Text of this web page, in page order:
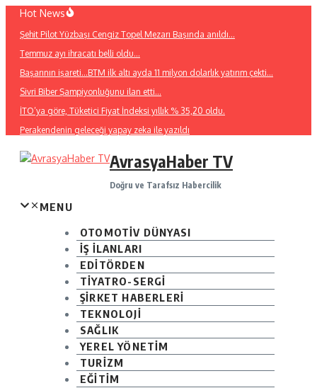
İçeriğe
Hot News
Şehit Pilot Yüzbaşı Cengiz Topel Mezarı Başında anıldı…
Temmuz ayı ihracatı belli oldu…
Başarının işareti…BTM ilk altı ayda 11 milyon dolarlık yatırım çekti…
Sivri Biber Şampiyonluğunu ilan etti…
İTO’ya göre, Tüketici Fiyat İndeksi yıllık % 35,20 oldu.
Perakendenin geleceği yapay zeka ile yazıldı
AvrasyaHaber TV
Doğru ve Tarafsız Habercilik
MENU
OTOMOTİV DÜNYASI
İŞ İLANLARI
EDİTÖRDEN
TİYATRO-SERGİ
ŞİRKET HABERLERİ
TEKNOLOJİ
SAĞLIK
YEREL YÖNETİM
TURİZM
EĞİTİM